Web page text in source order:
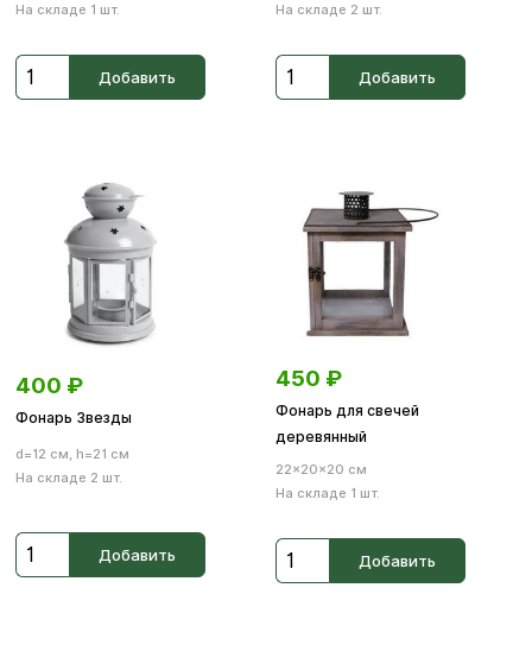
На складе 1 шт.
Добавить
На складе 2 шт.
Добавить
400 ₽
Фонарь Звезды
d=12 см, h=21 см
На складе 2 шт.
Добавить
450 ₽
Фонарь для свечей
деревянный
22×20×20 см
На складе 1 шт.
Добавить